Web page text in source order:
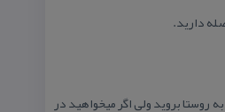
روستا بروید ولی اگر میخواهید در